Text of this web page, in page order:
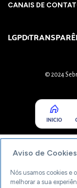
CANAIS DE
LGPD
© 2024
INICIO
Aviso de Cookies
Nós usamos cookies e
melhorar a sua